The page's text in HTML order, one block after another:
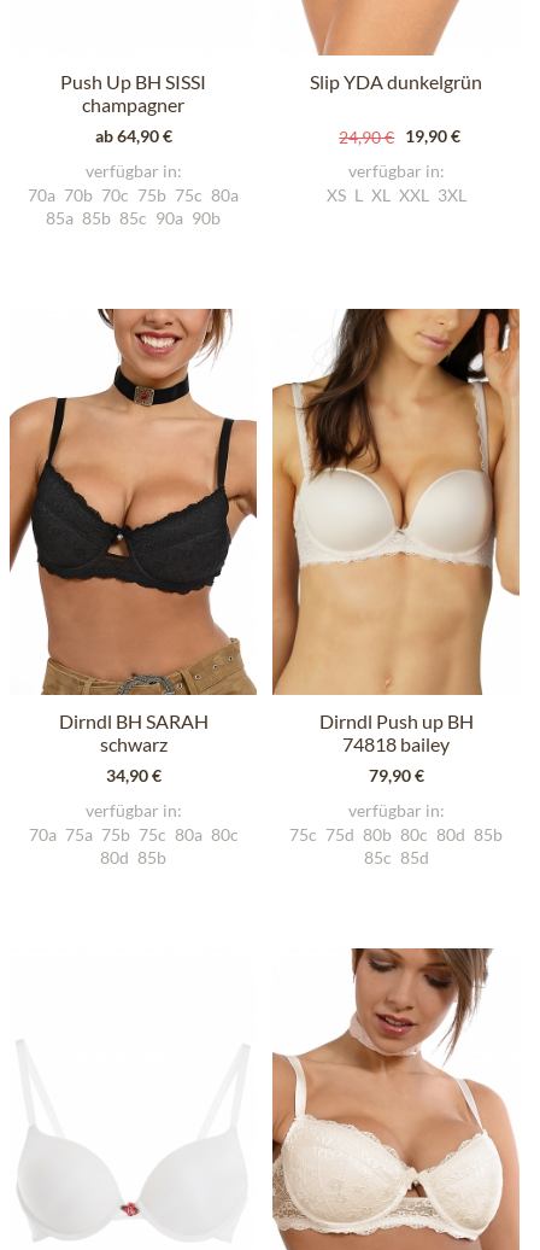
Push Up BH SISSI
champagner
ab 64,90 €
verfügbar in:
70a 70b 70c 75b 75c 80a
85a 85b 85c 90a 90b
Slip YDA dunkelgrün
24,90 € 19,90 €
verfügbar in:
XS L XL XXL 3XL
Dirndl BH SARAH
schwarz
34,90 €
verfügbar in:
70a 75a 75b 75c 80a 80c
80d 85b
Dirndl Push up BH
74818 bailey
79,90 €
verfügbar in:
75c 75d 80b 80c 80d 85b
85c 85d